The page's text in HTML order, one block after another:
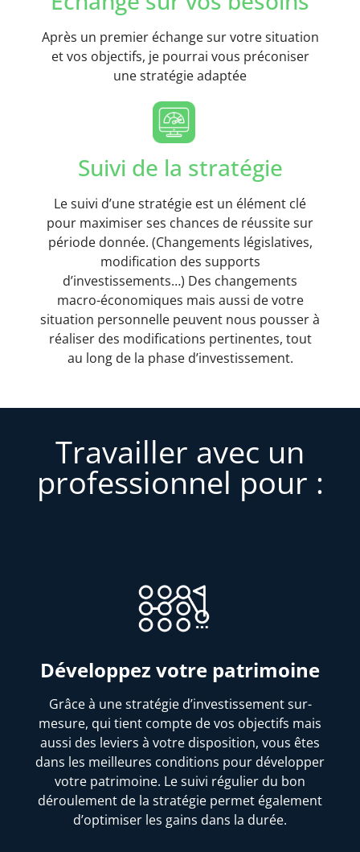
Après un premier échange sur votre situation
et vos objectifs, je pourrai vous préconiser
une stratégie adaptée
Suivi de la stratégie
Le suivi d’une stratégie est un élément clé
pour maximiser ses chances de réussite sur
période donnée. (Changements législatives,
modification des supports
d’investissements…) Des changements
macro-économiques mais aussi de votre
situation personnelle peuvent nous pousser à
réaliser des modifications pertinentes, tout
au long de la phase d’investissement.
Travailler avec un
professionnel pour :
Développez votre patrimoine
Grâce à une stratégie d’investissement sur-
mesure, qui tient compte de vos objectifs mais
aussi des leviers à votre disposition, vous êtes
dans les meilleures conditions pour développer
votre patrimoine. Le suivi régulier du bon
déroulement de la stratégie permet également
d’optimiser les gains dans la durée.